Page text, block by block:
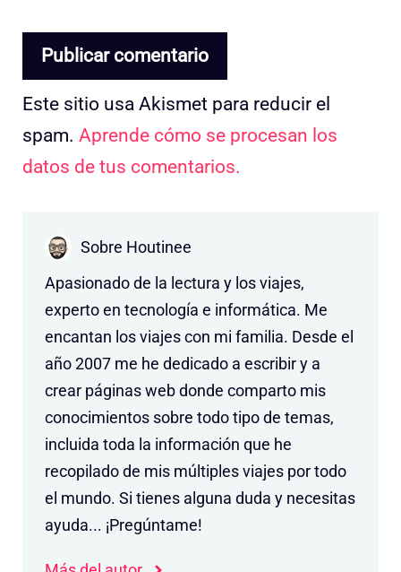
Este sitio usa Akismet para reducir el
spam. Aprende cómo se procesan los
datos de tus comentarios.
Sobre Houtinee
Apasionado de la lectura y los viajes,
experto en tecnología e informática. Me
encantan los viajes con mi familia. Desde el
año 2007 me he dedicado a escribir y a
crear páginas web donde comparto mis
conocimientos sobre todo tipo de temas,
incluida toda la información que he
recopilado de mis múltiples viajes por todo
el mundo. Si tienes alguna duda y necesitas
ayuda... ¡Pregúntame!